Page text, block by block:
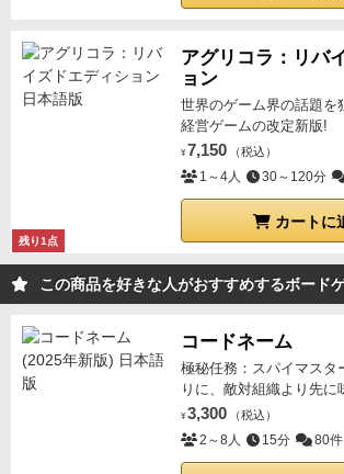
残り1点
アグリコラ：リバ
ョン
世界のゲーム界の話題を
経営ゲームの改定新版!
¥ 7,150 （税込）
1～4人 30～120分
カートに
この商品を好きな人がおすすめするボード
コードネーム
極秘任務：スパイマスタ
りに、敵対組織より先に
¥ 3,300 （税込）
2～8人 15分 80件